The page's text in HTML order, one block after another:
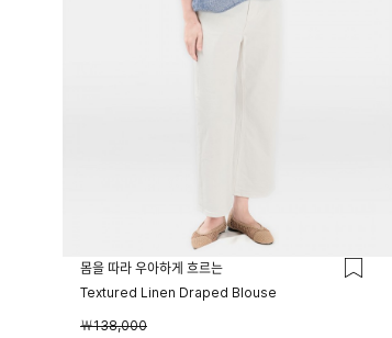
몸을 따라 우아하게 흐르는
Textured Linen Draped Blouse
￦138,000